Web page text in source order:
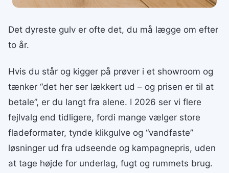
Det dyreste gulv er ofte det, du må lægge om efter
to år.
Hvis du står og kigger på prøver i et showroom og
tænker “det her ser lækkert ud – og prisen er til at
betale”, er du langt fra alene. I 2026 ser vi flere
fejlvalg end tidligere, fordi mange vælger store
fladeformater, tynde klikgulve og “vandfaste”
løsninger ud fra udseende og kampagnepris, uden
at tage højde for underlag, fugt og rummets brug.